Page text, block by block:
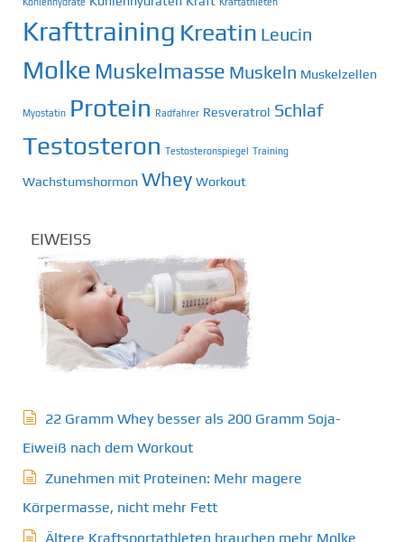
Kohlenhydrate Kraftathleten
Krafttraining Kreatin Leucin
Molke Muskelmasse Muskeln Muskelzellen
Myostatin Protein Radfahrer Resveratrol Schlaf
Testosteron Testosteronspiegel Training
Wachstumshormon Whey Workout
EIWEISS
22 Gramm Whey besser als 200 Gramm Soja-
Eiweiß nach dem Workout
Zunehmen mit Proteinen: Mehr magere
Körpermasse, nicht mehr Fett
Ältere Kraftsportathleten brauchen mehr Molke